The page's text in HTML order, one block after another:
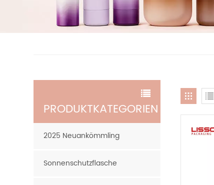
PRODUKTKATEGORIEN
2025 Neuankömmling
Sonnenschutzflasche